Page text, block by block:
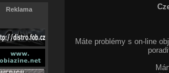
Reklama
Máte problémy s on-line